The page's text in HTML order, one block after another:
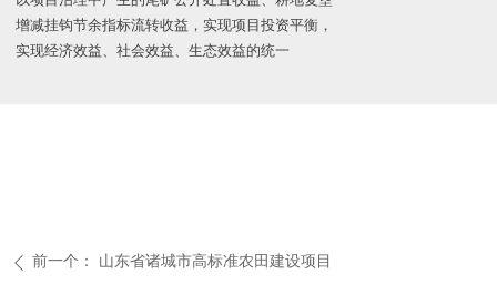
ꄴ 前一个： 山东省诸城市高标准农田建设项目
增减挂钩节余指标流转收益，实现项目投资平衡，
实现经济效益、社会效益、生态效益的统一